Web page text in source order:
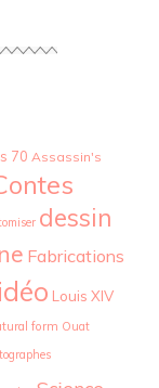
70 Assassin's
dessin
Fabrications
Louis XIV
form Ouat